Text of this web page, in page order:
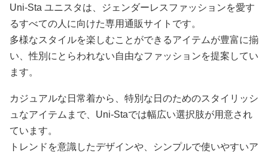
Uni-Sta ユニスタは、ジェンダーレスファッションを愛す
るすべての人に向けた専用通販サイトです。
多様なスタイルを楽しむことができるアイテムが豊富に揃
い、性別にとらわれない自由なファッションを提案してい
ます。
カジュアルな日常着から、特別な日のためのスタイリッシ
ュなアイテムまで、Uni-Staでは幅広い選択肢が用意され
ています。
トレンドを意識したデザインや、シンプルで使いやすいア